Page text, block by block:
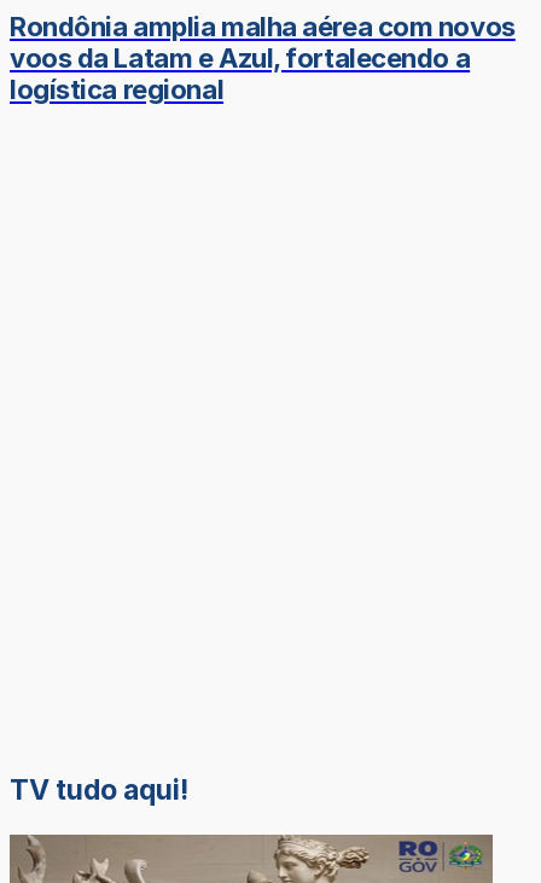
Rondônia amplia malha aérea com novos
voos da Latam e Azul, fortalecendo a
logística regional
TV tudo aqui!